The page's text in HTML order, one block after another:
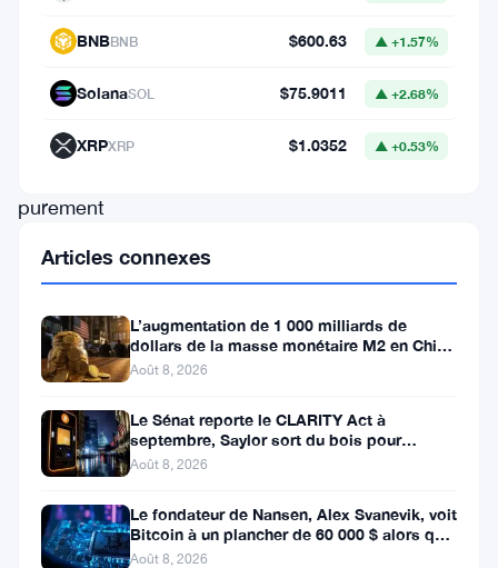
grands
Dans
une
purement
tournons
notre
regard
vers
Gary
Gensler,
président
BNBBNB $600.63 ▲ +1.57%
SolanaSOL $75.9011 ▲ +2.68%
XRPXRP $1.0352 ▲ +0.53%
Articles connexes
L’augmentation de 1 000 milliards de
dollars de la masse monétaire M2 en Chine
laisse les traders de Bitcoin
Août 8, 2026
Le Sénat reporte le CLARITY Act à
septembre, Saylor sort du bois pour
Bitcoin
Août 8, 2026
Le fondateur de Nansen, Alex Svanevik, voit
Bitcoin à un plancher de 60 000 $ alors que
les actifs tokenisés
Août 8, 2026